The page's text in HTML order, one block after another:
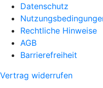
Datenschutz
Rechtliche Hinweise
AGB
Barrierefreiheit
Vertrag widerrufen